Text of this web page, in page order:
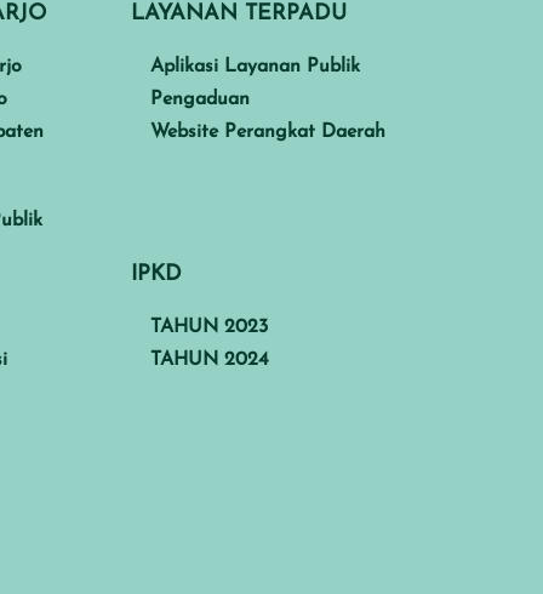
LAYANAN TERPADU
Aplikasi Layanan Publik
Pengaduan
Website Perangkat Daerah
IPKD
TAHUN 2023
TAHUN 2024